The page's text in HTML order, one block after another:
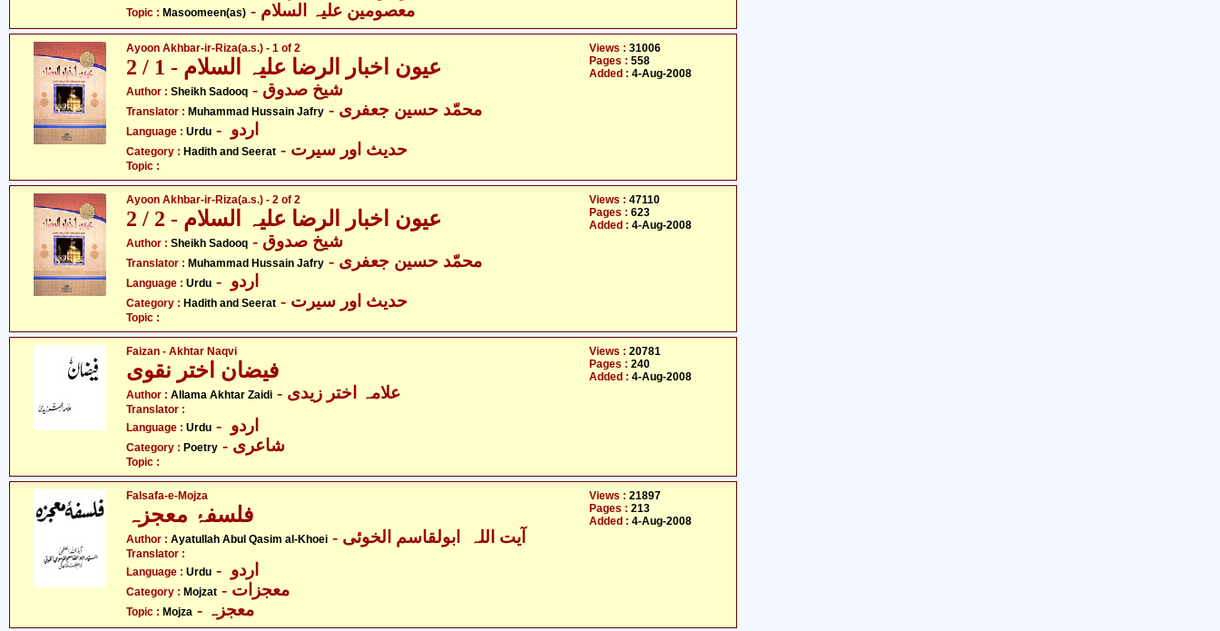
Topic : Masoomeen(as) - معصومین علیہ السلام
Ayoon Akhbar-ir-Riza(a.s.) - 1 of 2
عیون اخبار الرضا علیہ السلام - 1 / 2
Author : Sheikh Sadooq - شیخ صدوق
Translator : Muhammad Hussain Jafry - محمّد حسین جعفری
Language : Urdu
Category : Hadith and Seerat - حدیث اور سیرت
Topic :
Views : 31006
Pages : 558
Added : 4-Aug-2008
Ayoon Akhbar-ir-Riza(a.s.) - 2 of 2
عیون اخبار الرضا علیہ السلام - 2 / 2
Author : Sheikh Sadooq - شیخ صدوق
Translator : Muhammad Hussain Jafry - محمّد حسین جعفری
Language : Urdu
Category : Hadith and Seerat - حدیث اور سیرت
Topic :
Views : 47110
Pages : 623
Added : 4-Aug-2008
Faizan - Akhtar Naqvi
فیضان اختر نقوی
Author : Allama Akhtar Zaidi - علامہ اختر زیدی
Translator :
Language : Urdu
Category : Poetry - شاعری
Topic :
Views : 20781
Pages : 240
Added : 4-Aug-2008
Falsafa-e-Mojza
فلسفۂ معجزہ
Author : Ayatullah Abul Qasim al-Khoei - آیت اللہ ابولقاسم الخوئی
Translator :
Language : Urdu
Category : Mojzat - معجزات
Topic : Mojza - معجزہ
Views : 21897
Pages : 213
Added : 4-Aug-2008